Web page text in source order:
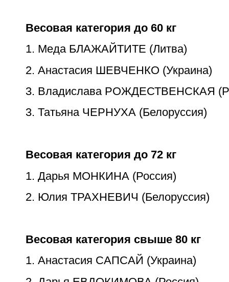
Весовая категория до 60 кг
1. Меда БЛАЖАЙТИТЕ (Литва)
2. Анастасия ШЕВЧЕНКО (Украина)
3. Владислава РОЖДЕСТВЕНСКАЯ
3. Татьяна ЧЕРНУХА (Белоруссия)
Весовая категория до 72 кг
1. Дарья МОНКИНА (Россия)
2. Юлия ТРАХНЕВИЧ (Белоруссия)
Весовая категория свыше 80 кг
1. Анастасия САПСАЙ (Украина)